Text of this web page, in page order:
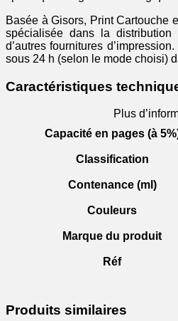
Basée à Gisors, Print Cartouche
spécialisée dans la distribution
d’autres fournitures
sous 24 h (selon le mode choisi)
Caractéristiques
Plus
Capacité en pages (à
Classification
Contenance (ml)
Couleurs
Marque du produit
Réf
Produits similaires